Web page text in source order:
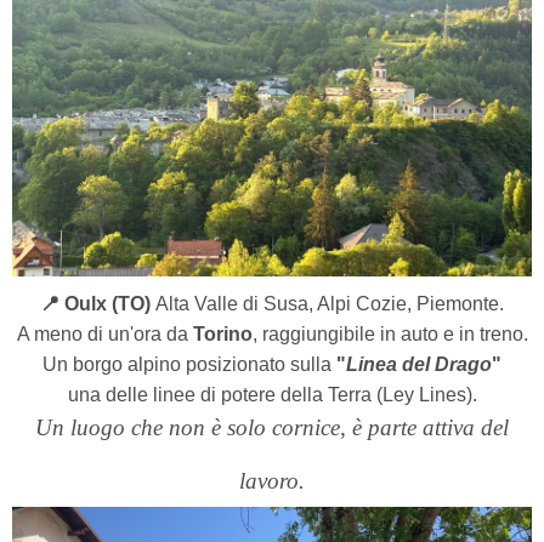
📍 Oulx (TO) Alta Valle di Susa, Alpi Cozie, Piemonte.
A meno di un'ora da Torino, raggiungibile in auto e in treno.
Un borgo alpino posizionato sulla "Linea del Drago"
una delle linee di potere della Terra (Ley Lines).
Un luogo che non è solo cornice, è parte attiva del
lavoro.